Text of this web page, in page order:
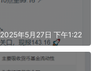
2025年5月27日 下午1:22